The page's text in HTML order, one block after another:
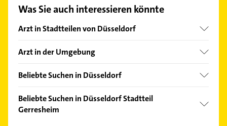
finden Sie alleKontaktdaten.
Was Sie auch interessieren könnte
Arzt in Stadtteilen von Düsseldorf
Altstadt
Benrath
Carlstadt
Arzt in der Umgebung
Ratingen
Meerbusch
Solingen
Beliebte Suchen in Düsseldorf
Bestatter
Lackiererei
Beliebte Suchen in Düsseldorf Stadtteil
Gerresheim